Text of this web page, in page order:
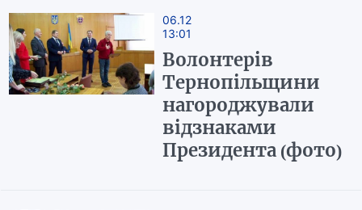
06.12
13:01
Волонтерів
Тернопільщини
нагороджували
відзнаками
Президента (фото)